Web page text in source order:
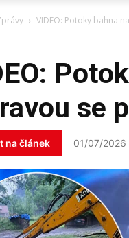
VIDEO: Potoky bahna
se
na článek 01/07/2026